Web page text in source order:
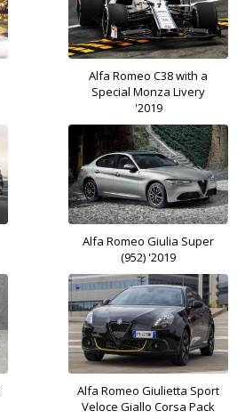
Alfa Romeo C38 with a
Special Monza Livery
'2019
Alfa Romeo Giulia Super
(952) '2019
Alfa Romeo Giulietta Sport
Veloce Giallo Corsa Pack